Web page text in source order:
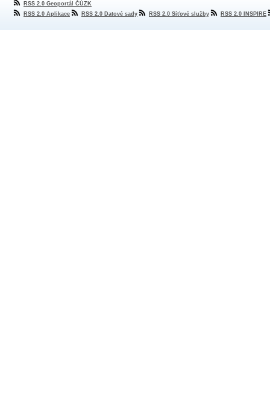
RSS 2.0 Geoportál ČÚZK
RSS 2.0 Aplikace
RSS 2.0 Datové sady RSS 2.0 Síťové služby RSS 2.0 INSPIRE